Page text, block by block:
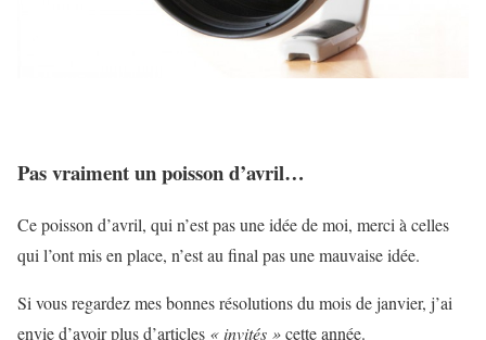
Pas vraiment un poisson d’avril…
Ce poisson d’avril, qui n’est pas une idée de moi, merci à celles
qui l’ont mis en place, n’est au final pas une mauvaise idée.
Si vous regardez mes bonnes résolutions du mois de janvier, j’ai
envie d’avoir plus d’articles « invités »cette année.